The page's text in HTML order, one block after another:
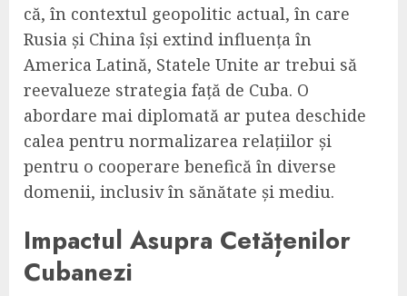
că, în contextul geopolitic actual, în care
Rusia și China își extind influența în
America Latină, Statele Unite ar trebui să
reevalueze strategia față de Cuba. O
abordare mai diplomată ar putea deschide
calea pentru normalizarea relațiilor și
pentru o cooperare benefică în diverse
domenii, inclusiv în sănătate și mediu.
Impactul Asupra Cetățenilor
Cubanezi